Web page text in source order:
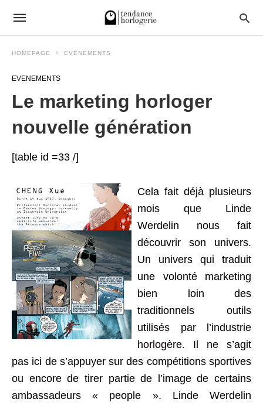
HOMEPAGE EVENEMENTS
EVENEMENTS
Le marketing horloger
nouvelle génération
[table id =33 /]
Cela fait déjà plusieurs
mois que Linde
Werdelin nous fait
découvrir son univers.
Un univers qui traduit
une volonté marketing
bien loin des
traditionnels outils
utilisés par l’industrie
horlogère. Il ne s’agit
pas ici de s’appuyer sur des compétitions sportives
ou encore de tirer partie de l’image de certains
ambassadeurs « people ». Linde Werdelin